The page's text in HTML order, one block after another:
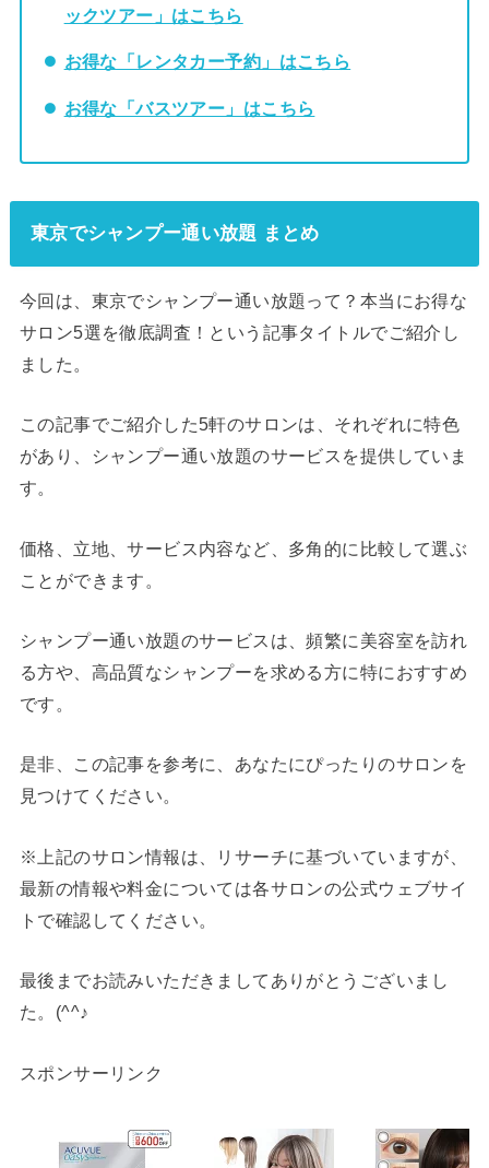
ックツアー」はこちら
お得な「レンタカー予約」はこちら
お得な「バスツアー」はこちら
東京でシャンプー通い放題 まとめ
今回は、東京でシャンプー通い放題って？本当にお得な
サロン5選を徹底調査！という記事タイトルでご紹介し
ました。
この記事でご紹介した5軒のサロンは、それぞれに特色
があり、シャンプー通い放題のサービスを提供していま
す。
価格、立地、サービス内容など、多角的に比較して選ぶ
ことができます。
シャンプー通い放題のサービスは、頻繁に美容室を訪れ
る方や、高品質なシャンプーを求める方に特におすすめ
です。
是非、この記事を参考に、あなたにぴったりのサロンを
見つけてください。
※上記のサロン情報は、リサーチに基づいていますが、
最新の情報や料金については各サロンの公式ウェブサイ
トで確認してください。
最後までお読みいただきましてありがとうございまし
た。(^^♪
スポンサーリンク